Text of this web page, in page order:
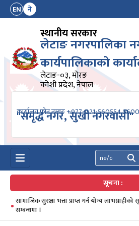
EN ने
स्थानीय सरकार
लेटाङ नगरपालिका
कार्यपालिकाको
लेटाङ-०३, मोरङ
कोशी प्रदेश, नेपाल
कार्यालय फोन नम्बरः +977-021-
"समृद्ध नगर, सुखी नगरवासी"
खोज्नुहोस्
सूचना :
सामाजिक सुरक्षा भत्ता प्राप्त गर्न योग्य
सम्बन्धमा ।